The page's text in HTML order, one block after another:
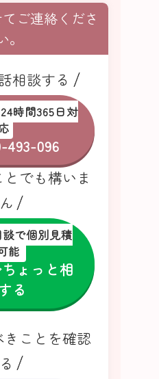
ご連絡くださ
。
相談する
24時間365日対
493-096
でも構いま
で個別見積
能
ちょっと相
る
ことを確認